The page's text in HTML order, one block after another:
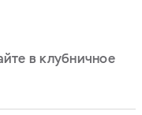
в клубничное